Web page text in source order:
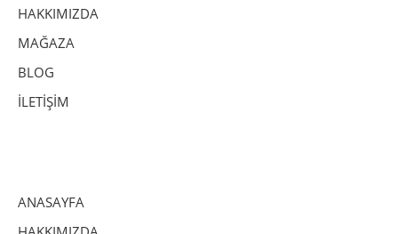
HAKKIMIZDA
MAĞAZA
BLOG
İLETİŞİM
ANASAYFA